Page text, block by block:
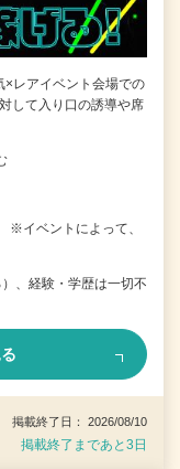
×レアイベント会場での
して入り口の誘導や席
※イベントによって、
、経験・学歴は一切不
掲載終了日： 2026/08/10
掲載終了まであと3日